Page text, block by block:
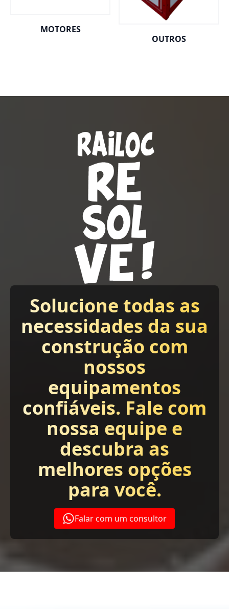
MOTORES
OUTROS
Solucione todas as
necessidades da sua
construção com
nossos
equipamentos
confiáveis. Fale com
nossa equipe e
descubra as
melhores opções
para você.
Falar com um consultor